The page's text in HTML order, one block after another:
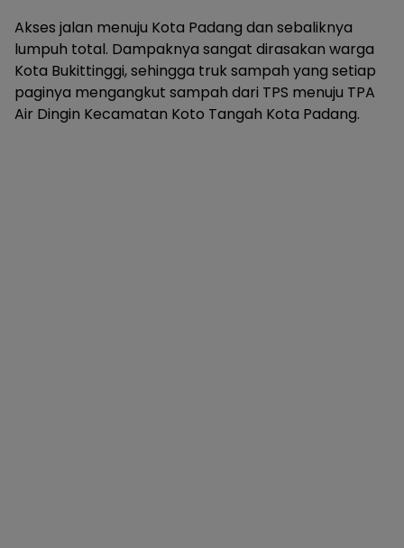
Akses jalan menuju Kota Padang dan sebaliknya
lumpuh total. Dampaknya sangat dirasakan warga
Kota Bukittinggi, sehingga truk sampah yang setiap
paginya mengangkut sampah dari TPS menuju TPA
Air Dingin Kecamatan Koto Tangah Kota Padang.